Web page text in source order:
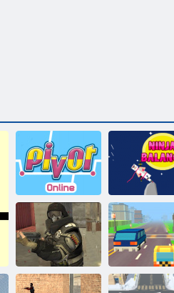
Повороты
онлайн
Ниндзя
балансирует